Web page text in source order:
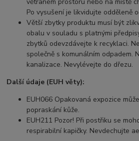
Po vysušení je likvidujte odděleně
Větší zbytky produktu musí být
obalu v souladu s platnými
zbytků odevzdávejte k recyklaci.
společně s komunálním odpadem.
kanalizace. Nevylévejte do dřezu.
Další údaje (EUH věty):
EUH066 Opakovaná expozice
popraskání kůže.
EUH211 Pozor! Při postřiku se
respirabilní kapičky. Nevdechujte